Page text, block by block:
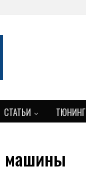
СТАТЬИ ТЮНИНГ
машины